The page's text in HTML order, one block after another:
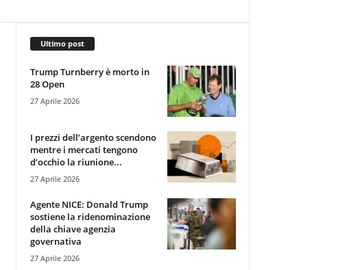
Ultimo post
Trump Turnberry è morto in
28 Open
27 Aprile 2026
I prezzi dell’argento scendono
mentre i mercati tengono
d’occhio la riunione...
27 Aprile 2026
Agente NICE: Donald Trump
sostiene la ridenominazione
della chiave agenzia
governativa
27 Aprile 2026